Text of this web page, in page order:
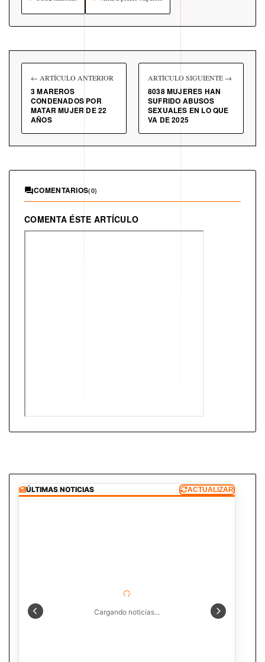
← ARTÍCULO ANTERIOR
3 MAREROS
CONDENADOS POR
MATAR MUJER DE 22
AÑOS
ARTÍCULO SIGUIENTE →
8038 MUJERES HAN
SUFRIDO ABUSOS
SEXUALES EN LO QUE
VA DE 2025
COMENTARIOS(0)
COMENTA ÉSTE ARTÍCULO
ÚLTIMAS NOTICIAS ACTUALIZAR
Cargando noticias...